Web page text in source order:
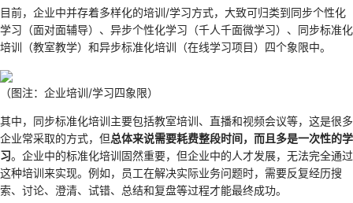
目前，企业中并存着多样化的培训/学习方式，大致可归类到同步个性化
学习（面对面辅导）、异步个性化学习（千人千面微学习）、同步标准化
培训（教室教学）和异步标准化培训（在线学习项目）四个象限中。
（图注：企业培训/学习四象限）
其中，同步标准化培训主要包括教室培训、直播和视频会议等，这是很多
企业常采取的方式，但总体来说需要耗费整段时间，而且多是一次性的学
习。企业中的标准化培训固然重要，但企业中的人才发展，无法完全通过
这种培训来实现。例如，员工在解决实际业务问题时，需要反复经历搜
索、讨论、澄清、试错、总结和复盘等过程才能最终成功。